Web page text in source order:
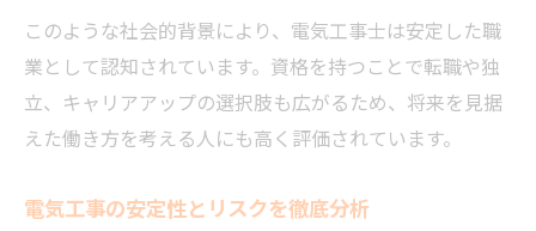
キャリア形成に役立つ電気工事の資格とは
電気工事士が選ぶ成長できる職場の条件
電気工事チームで得られるキャリアパスの
実績を積んで活躍できる電気工事士への道
このような社会的背景により、電気工事士は安定した職
業として認知されています。資格を持つことで転職や独
立、キャリアアップの選択肢も広がるため、将来を見据
えた働き方を考える人にも高く評価されています。
電気工事の安定性とリスクを徹底分析